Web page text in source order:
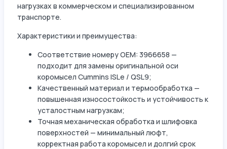
нагрузках в коммерческом и специализированном
транспорте.
Характеристики и преимущества:
Соответствие номеру OEM: 3966658 —
подходит для замены оригинальной оси
коромысел Cummins ISLe / QSL9;
Качественный материал и термообработка —
повышенная износостойкость и устойчивость к
усталостным нагрузкам;
Точная механическая обработка и шлифовка
поверхностей — минимальный люфт,
корректная работа коромысел и долгий срок